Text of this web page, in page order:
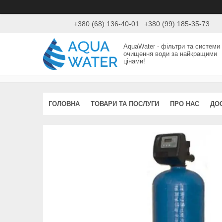
+380 (68) 136-40-01 +380 (99) 185-35-73
AquaWater - фільтри та системи
очищення води за найкращими
цінами!
ГОЛОВНА ТОВАРИ ТА ПОСЛУГИ ПРО НАС